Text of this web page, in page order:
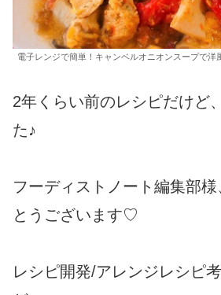
電子レンジで簡単！キャンベルオニオンスープで洋
2年くらい前のレシピだけど
た♪
フーディストノート編集部
とうございます♡
レシピ開発/アレンジレシピ